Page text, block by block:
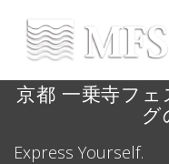
京都 一乗寺フ
グ
Express Yourself.